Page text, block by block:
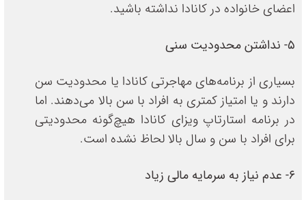
اعضای خانواده در کانادا نداشته باشید.
5- نداشتن محدودیت سنی
بسیاری از برنامه‌های مهاجرتی کانادا یا محدودیت سن
دارند و یا امتیاز کمتری به افراد با سن بالا می‌دهند. اما
در برنامه استارتاپ ویزای کانادا هیچ‌گونه محدودیتی
برای افراد با سن و سال بالا لحاظ نشده است.
6- عدم نیاز به سرمایه مالی زیاد